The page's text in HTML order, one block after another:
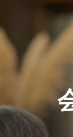
事業内
お知らせ